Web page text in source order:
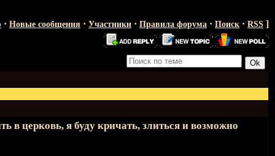
· Новые сообщения · Участники · Правила форума · Поиск · RSS ]
в церковь, я буду кричать, злиться и возможно